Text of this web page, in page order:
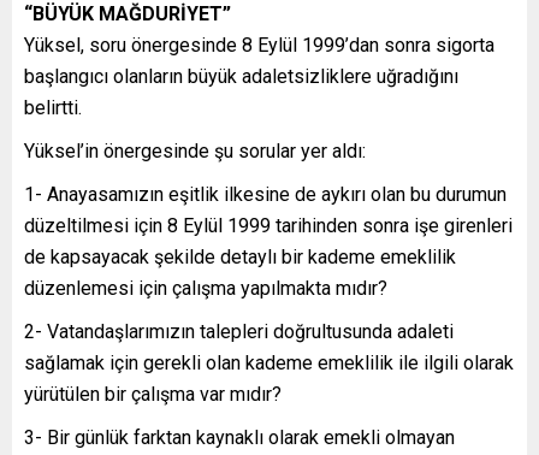
“BÜYÜK MAĞDURİYET”
Yüksel, soru önergesinde 8 Eylül 1999’dan sonra sigorta
başlangıcı olanların büyük adaletsizliklere uğradığını
belirtti.
Yüksel’in önergesinde şu sorular yer aldı:
1- Anayasamızın eşitlik ilkesine de aykırı olan bu durumun
düzeltilmesi için 8 Eylül 1999 tarihinden sonra işe girenleri
de kapsayacak şekilde detaylı bir kademe emeklilik
düzenlemesi için çalışma yapılmakta mıdır?
2- Vatandaşlarımızın talepleri doğrultusunda adaleti
sağlamak için gerekli olan kademe emeklilik ile ilgili olarak
yürütülen bir çalışma var mıdır?
3- Bir günlük farktan kaynaklı olarak emekli olmayan